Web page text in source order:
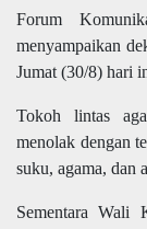
Forum
menyampaikan
Jumat (30/8) hari
Tokoh lintas
menolak dengan
suku, agama, dan
Sementara Wali